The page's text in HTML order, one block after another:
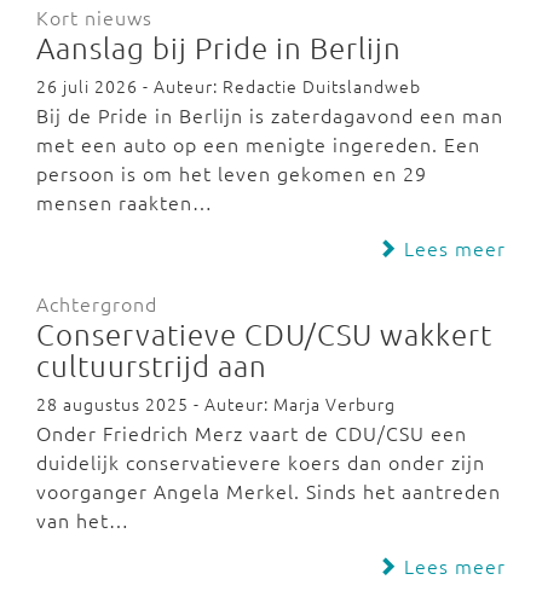
Kort nieuws
Aanslag bij Pride in Berlijn
26 juli 2026 - Auteur: Redactie Duitslandweb
Bij de Pride in Berlijn is zaterdagavond een man
met een auto op een menigte ingereden. Een
persoon is om het leven gekomen en 29
mensen raakten…
Lees meer
Achtergrond
Conservatieve CDU/CSU wakkert
cultuurstrijd aan
28 augustus 2025 - Auteur: Marja Verburg
Onder Friedrich Merz vaart de CDU/CSU een
duidelijk conservatievere koers dan onder zijn
voorganger Angela Merkel. Sinds het aantreden
van het…
Lees meer